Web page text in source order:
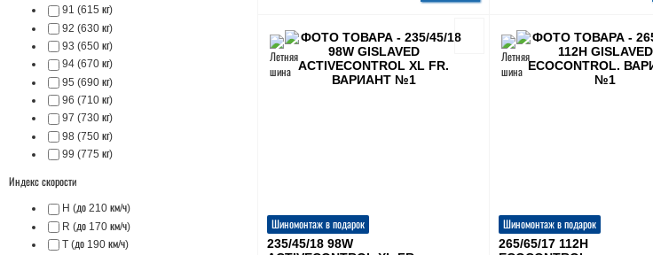
91 (615 кг)
92 (630 кг)
93 (650 кг)
94 (670 кг)
95 (690 кг)
96 (710 кг)
97 (730 кг)
98 (750 кг)
99 (775 кг)
Индекс скорости
H (до 210 км/ч)
R (до 170 км/ч)
T (до 190 км/ч)
Шиномонтаж в подарок
235/45/18 98W
Шиномонтаж в подарок
265/65/17 112H